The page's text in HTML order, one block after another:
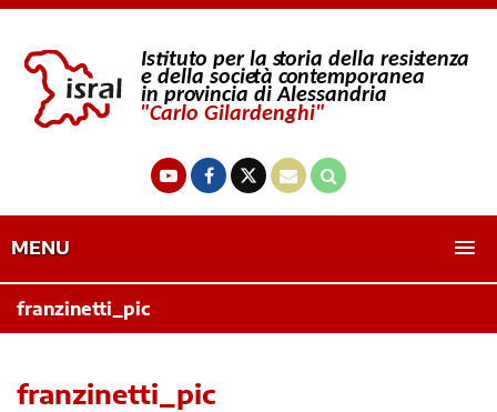
MENU
franzinetti_pic
franzinetti_pic